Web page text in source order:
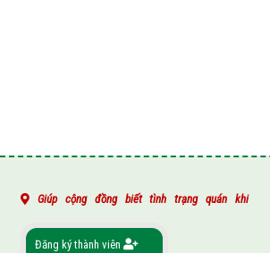
Giúp cộng đồng biết tình trạng quán khi
Đăng ký thành viên